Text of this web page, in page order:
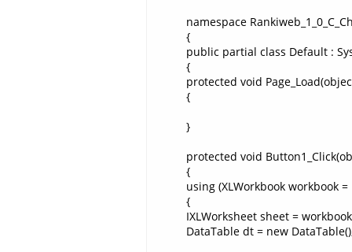
namespace
{
public partial class Default :
{
protected void
{
}
protected void
{
using (XLWorkbook workbook
{
IXLWorksheet sheet =
DataTable dt = new